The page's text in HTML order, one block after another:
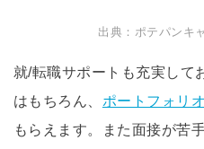
出典：ポテパンキ
就/転職サポートも充実して
はもちろん、 ポートフォリ
もらえます。また面接が苦